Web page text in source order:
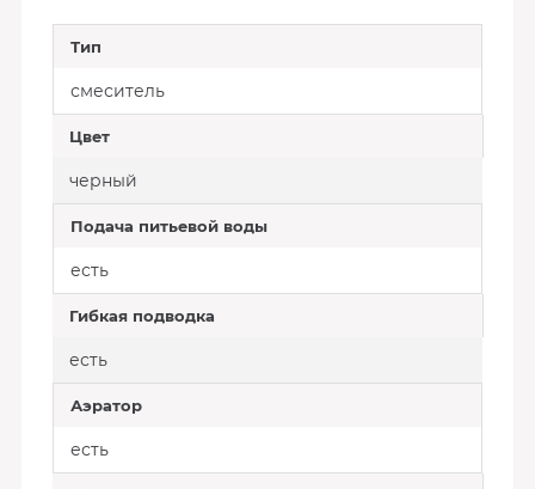
Тип
смеситель
Цвет
черный
Подача питьевой воды
есть
Гибкая подводка
есть
Аэратор
есть